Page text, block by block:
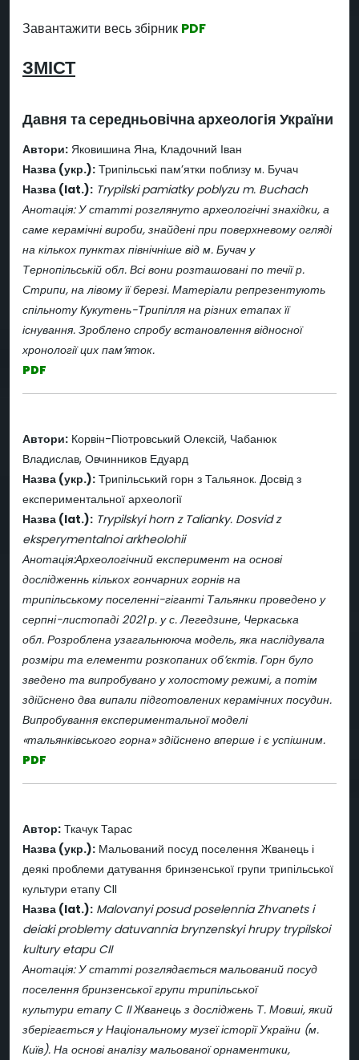
Завантажити весь збірник PDF
ЗМІСТ
Давня та середньовічна археологія України
Автори: Яковишина Яна, Кладочний Іван
Назва (укр.): Трипільські пам’ятки поблизу м. Бучач
Назва (lat.): Trypilski pamiatky poblyzu m. Buchach
Анотація: У статті розглянуто археологічні знахідки, а
саме керамічні вироби, знайдені при поверхневому огляді
на кількох пунктах північніше від м. Бучач у
Тернопільській обл. Всі вони розташовані по течії р.
Стрипи, на лівому її березі. Матеріали репрезентують
спільноту Кукутень-Трипілля на різних етапах її
існування. Зроблено спробу встановлення відносної
хронології цих пам’яток.
PDF
Автори: Корвін-Піотровський Олексій, Чабанюк
Владислав, Овчинников Едуард
Назва (укр.): Трипільський горн з Тальянок. Досвід з
експериментальної археології
Назва (lat.): Trypilskyi horn z Talianky. Dosvid z
eksperymentalnoi arkheolohii
Анотація:Археологічний експеримент на основі
дослідженнь кількох гончарних горнів на
трипільському поселенні-гіганті Тальянки проведено у
серпні-листопаді 2021 р. у с. Легедзине, Черкаська
обл. Розроблена узагальнююча модель, яка наслідувала
розміри та елементи розкопаних об’єктів. Горн було
зведено та випробувано у холостому режимі, а потім
здійснено два випали підготовлених керамічних посудин.
Випробування експериментальної моделі
«тальянківського горна» здійснено вперше і є успішним.
PDF
Автор: Ткачук Тарас
Назва (укр.): Мальований посуд поселення Жванець і
деякі проблеми датування бринзенської групи трипільської
культури етапу CII
Назва (lat.): Malovanyi posud poselennia Zhvanets i
deiaki problemy datuvannia brynzenskyi hrupy trypilskoi
kultury etapu CII
Анотація: У статті розглядається мальований посуд
поселення бринзенської групи трипільської
культури етапу С II Жванець з досліджень Т. Мовші, який
зберігається у Національному музеї історії України (м.
Київ). На основі аналізу мальованої орнаментики,